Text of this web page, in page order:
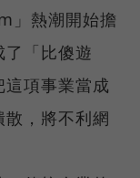
」熱潮開始擔
「比傻遊
項事業當成
，將不利網